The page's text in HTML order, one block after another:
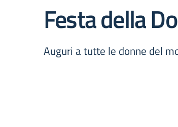
Festa della
Auguri a tutte le donne del